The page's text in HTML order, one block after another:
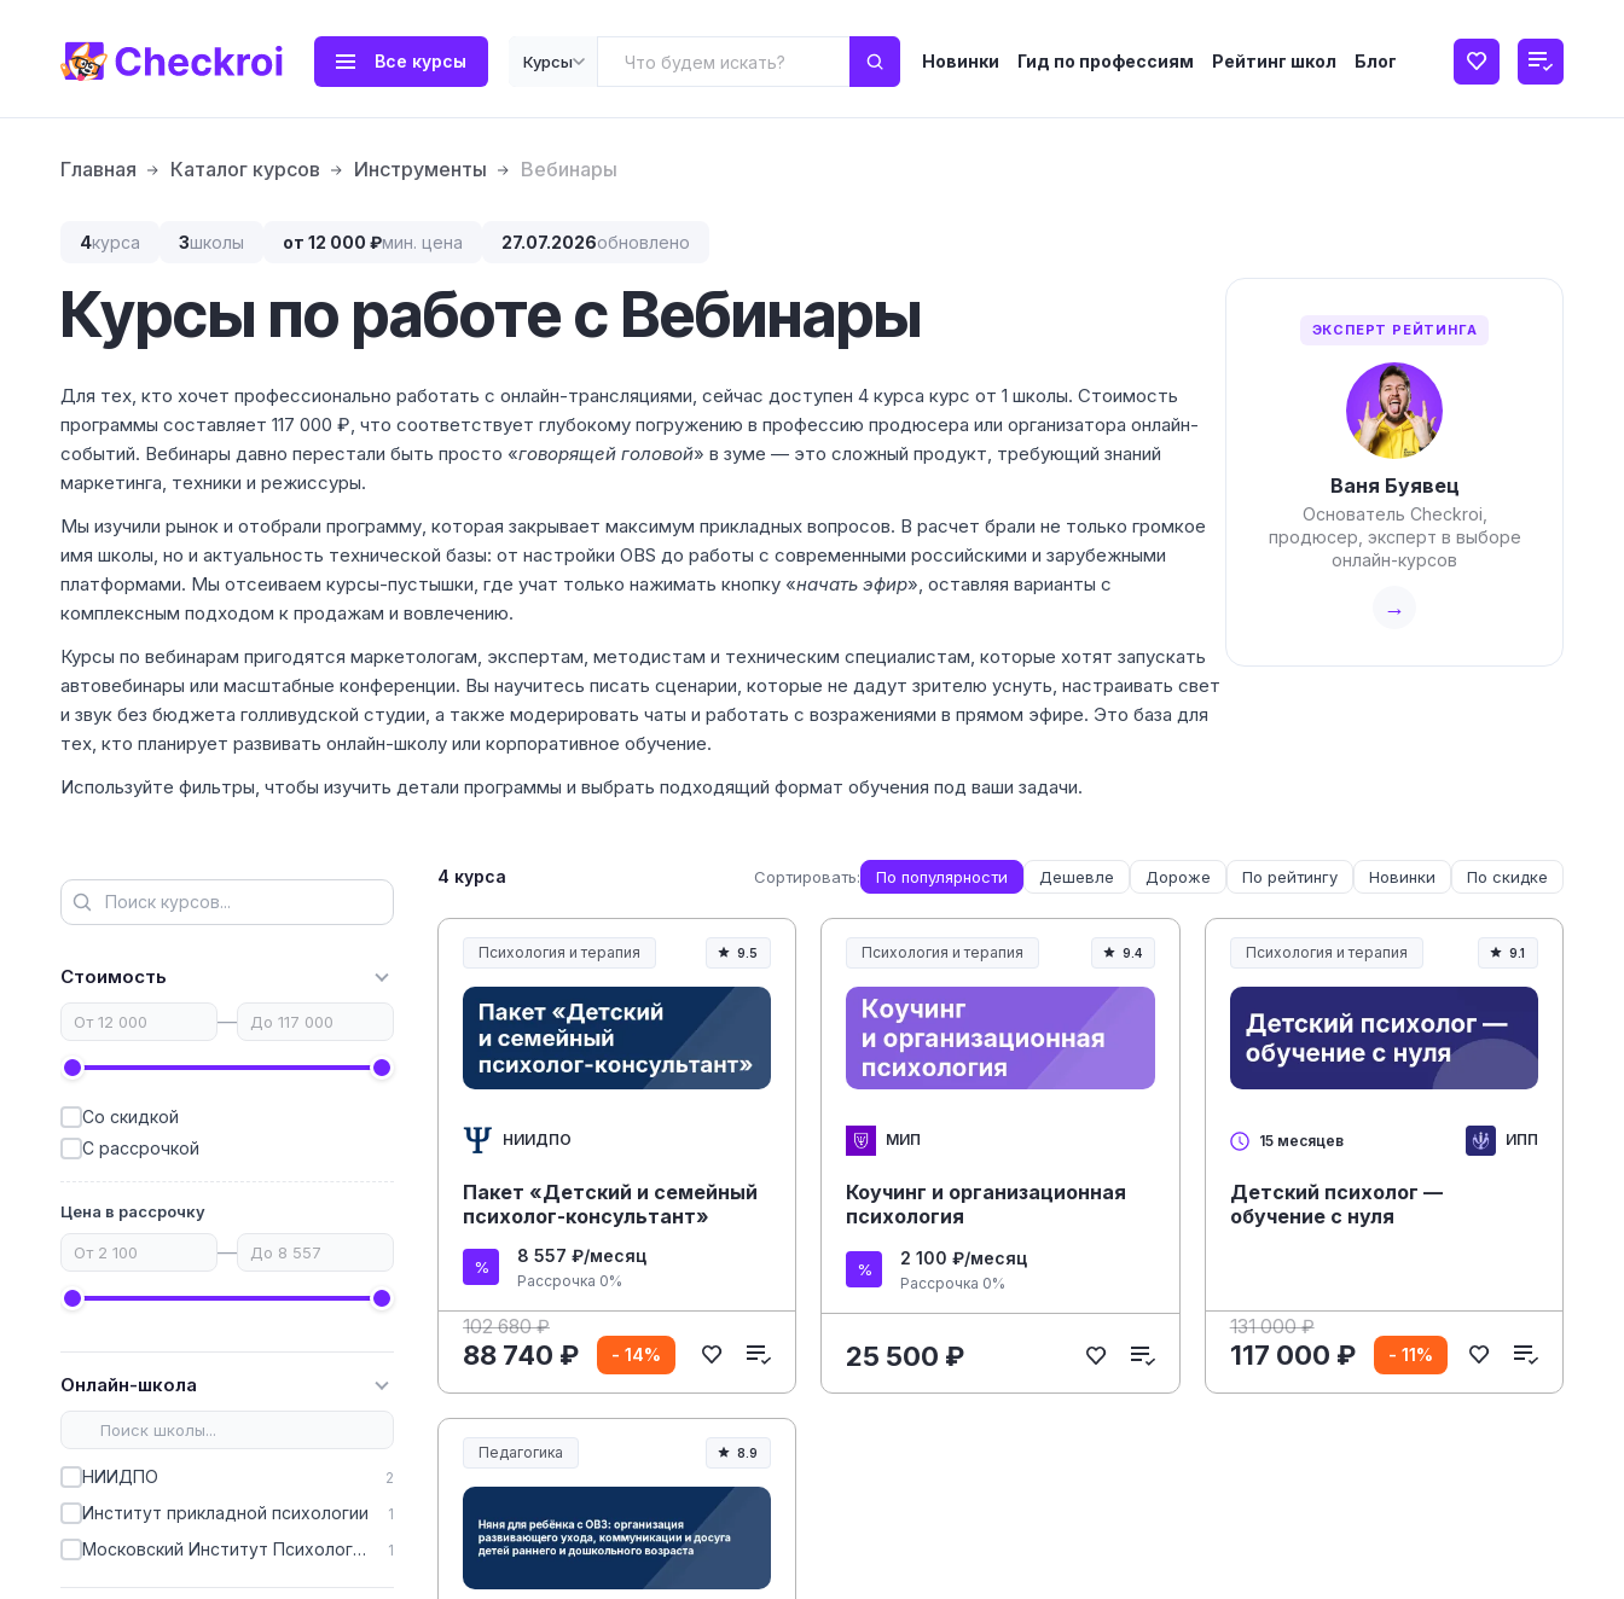
Все курсы Курсы Новинки Гид по профессиям Рейтинг школ Блог
Главная Каталог курсов Инструменты Вебинары
4курса 3школы от 12 000 ₽мин. цена 27.07.2026обновлено
Курсы по работе с Вебинары
Для тех, кто хочет профессионально работать с онлайн-трансляциями, сейчас доступен 4 курса курс от 1 школы. Стоимость
программы составляет 117 000 ₽, что соответствует глубокому погружению в профессию продюсера или организатора онлайн-
событий. Вебинары давно перестали быть просто «говорящей головой» в зуме — это сложный продукт, требующий знаний
маркетинга, техники и режиссуры.
Мы изучили рынок и отобрали программу, которая закрывает максимум прикладных вопросов. В расчет брали не только громкое
имя школы, но и актуальность технической базы: от настройки OBS до работы с современными российскими и зарубежными
платформами. Мы отсеиваем курсы-пустышки, где учат только нажимать кнопку «начать эфир», оставляя варианты с
комплексным подходом к продажам и вовлечению.
Курсы по вебинарам пригодятся маркетологам, экспертам, методистам и техническим специалистам, которые хотят запускать
автовебинары или масштабные конференции. Вы научитесь писать сценарии, которые не дадут зрителю уснуть, настраивать свет
и звук без бюджета голливудской студии, а также модерировать чаты и работать с возражениями в прямом эфире. Это база для
тех, кто планирует развивать онлайн-школу или корпоративное обучение.
Используйте фильтры, чтобы изучить детали программы и выбрать подходящий формат обучения под ваши задачи.
ЭКСПЕРТ РЕЙТИНГА
Ваня Буявец
Основатель Checkroi,
продюсер, эксперт в выборе
онлайн-курсов
→
Стоимость
—
Со скидкой
С рассрочкой
Цена в рассрочку
—
Онлайн-школа
НИИДПО 2
Институт прикладной психологии 1
Московский Институт Психологии 1
4 курса Сортировать: По популярности Дешевле Дороже По рейтингу Новинки По скидке
Психология и терапия 9.5
НИИДПО
Пакет «Детский и семейный
психолог-консультант»
8 557 ₽/месяц
Рассрочка 0%
102 680 ₽
88 740 ₽ - 14%
Психология и терапия 9.4
МИП
Коучинг и организационная
психология
2 100 ₽/месяц
Рассрочка 0%
25 500 ₽
Психология и терапия 9.1
15 месяцев ИПП
Детский психолог —
обучение с нуля
131 000 ₽
117 000 ₽ - 11%
Педагогика
Образование и педагогика
8.9